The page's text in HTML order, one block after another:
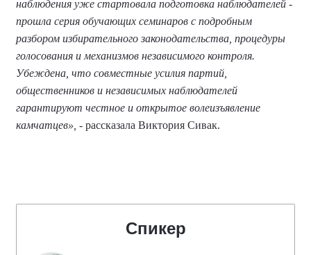
наблюдения уже стартовала подготовка наблюдателей -
прошла серия обучающих семинаров с подробным
разбором избирательного законодательства, процедуры
голосования и механизмов независимого контроля.
Убеждена, что совместные усилия партий,
общественников и независимых наблюдателей
гарантируют честное и открытое волеизъявление
камчатцев», - рассказала Виктория Сивак.
Спикер